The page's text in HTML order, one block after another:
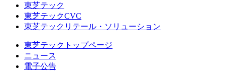
東芝テック
東芝テックCVC
東芝テックリテール・ソリューション
東芝テックトップページ
ニュース
電子公告